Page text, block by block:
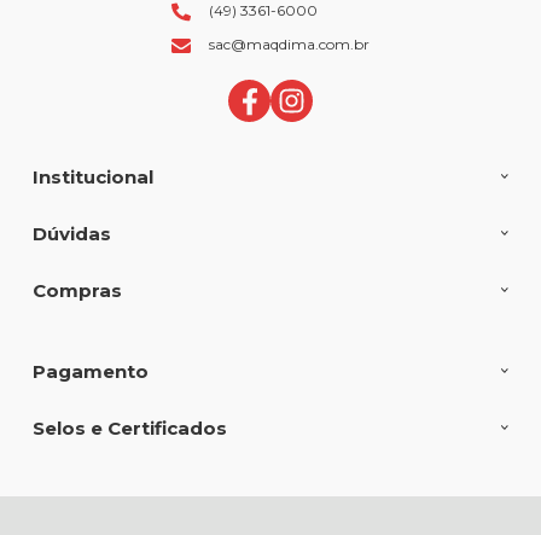
Institucional
Dúvidas
Compras
(49) 3361-6000
sac@maqdima.com.br
Pagamento
Selos e Certificados